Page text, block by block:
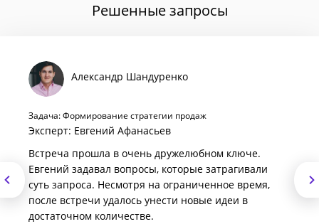
Решенные запросы
Александр Шандуренко
Задача: Формирование стратегии продаж
Эксперт: Евгений Афанасьев
Встреча прошла в очень дружелюбном ключе.
Евгений задавал вопросы, которые затрагивали
суть запроса. Несмотря на ограниченное время,
после встречи удалось унести новые идеи в
достаточном количестве.